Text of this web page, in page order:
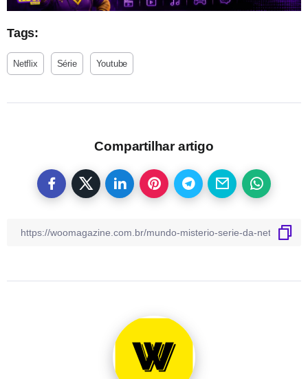
Tags:
Netflix Série Youtube
Compartilhar artigo